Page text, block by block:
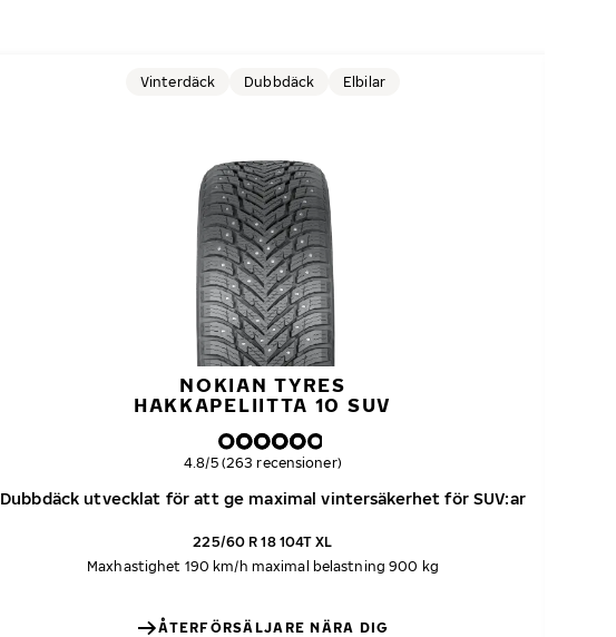
NOKIAN TYRES
HAKKAPELIITTA 10 SUV
Dubbdäck utvecklat för att ge maximal vintersäkerhet för SUV:ar
Vinterdäck Dubbdäck Elbilar
Övergripande betyg
4.8/5 (263 recensioner)
225/60 R 18 104T XL
Maxhastighet 190 km/h maximal belastning 900 kg
ÅTERFÖRSÄLJARE NÄRA DIG